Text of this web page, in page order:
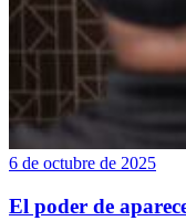
6 de octubre de 2025
El poder de